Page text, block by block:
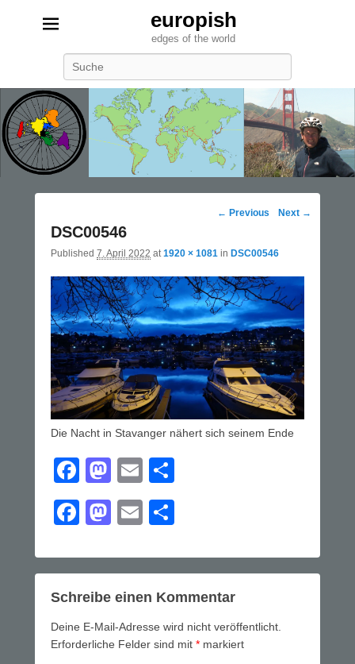
europish
edges of the world
Image
← Previous Next →
DSC00546
Published 7. April 2022 at1920 × 1081 in DSC00546
Die Nacht in Stavanger nähert sich seinem Ende
F
a
c
b
o
o
k
M
a
st
d
o
n
E
m
ail
F
c
e
o
M
st
o
o
E
ail e
n
Schreibe einen Kommentar
Deine E-Mail-Adresse wird nicht veröffentlicht.
Erforderliche Felder sind mit * markiert